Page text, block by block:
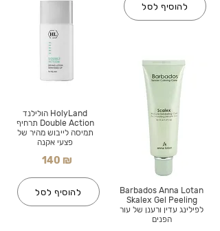
HolyLand הולילנד
Double Action תרחיף
תמיסה לייבוש מהיר של
פצעי אקנה
140 ₪
להוסיף לסל
להוסיף לסל
Barbados Anna Lotan
Skalex Gel Peeling
לפילינג עדין ורענן של עור
הפנים